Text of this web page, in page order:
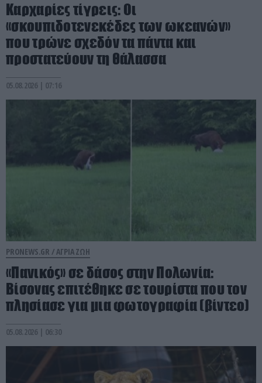
Καρχαρίες τίγρεις: Οι
«σκουπιδοτενεκέδες των ωκεανών»
που τρώνε σχεδόν τα πάντα και
προστατεύουν τη θάλασσα
05.08.2026 | 07:16
PRONEWS.GR /ΑΓΡΙΑ ΖΩΗ
«Πανικός» σε δάσος στην Πολωνία:
Βίσονας επιτέθηκε σε τουρίστα που τον
πλησίασε για μια φωτογραφία (βίντεο)
05.08.2026 | 06:30